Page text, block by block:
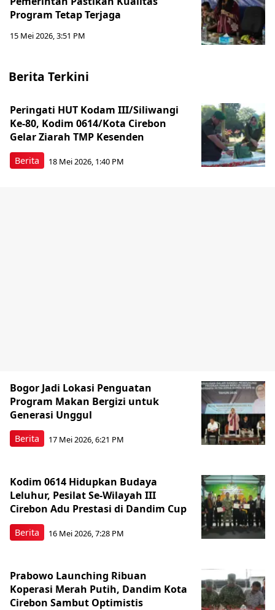
Program Tetap Terjaga
15 Mei 2026, 3:51 PM
Berita Terkini
Berita
Peringati HUT Kodam III/Siliwangi
Ke-80, Kodim 0614/Kota Cirebon
Gelar Ziarah TMP Kesenden
18 Mei 2026, 1:40 PM
Berita
Bogor Jadi Lokasi Penguatan
Program Makan Bergizi untuk
Generasi Unggul
17 Mei 2026, 6:21 PM
Berita
Kodim 0614 Hidupkan Budaya
Leluhur, Pesilat Se-Wilayah III
Cirebon Adu Prestasi di Dandim Cup
16 Mei 2026, 7:28 PM
Prabowo Launching Ribuan
Koperasi Merah Putih, Dandim Kota
Cirebon Sambut Optimistis